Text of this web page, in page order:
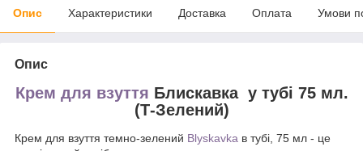
Опис Характеристики Доставка Оплата Умови
Опис
Крем для взуття Блискавка у тубі 75 мл.
(Т-Зелений)
Крем для взуття темно-зелений Blyskavka в тубі, 75 мл - це